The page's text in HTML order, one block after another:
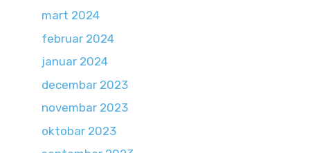
mart 2024
februar 2024
januar 2024
decembar 2023
novembar 2023
oktobar 2023